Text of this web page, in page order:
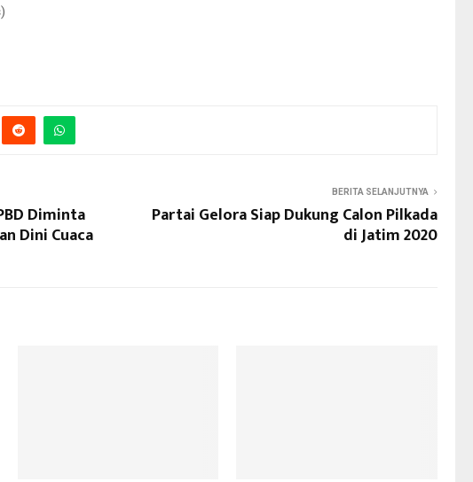
)
Diminta
Dini Cuaca
BERITA SELANJUTNYA
Partai Gelora Siap Dukung Calon Pilkada
di Jatim 2020